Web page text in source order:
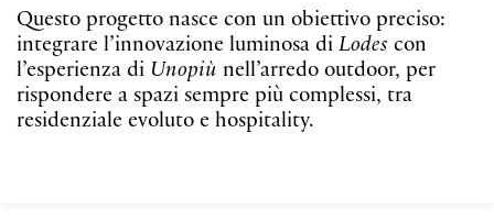
Questo progetto nasce con un obiettivo preciso:
integrare l’innovazione luminosa di Lodes con
l’esperienza di Unopiù nell’arredo outdoor, per
rispondere a spazi sempre più complessi, tra
residenziale evoluto e hospitality.